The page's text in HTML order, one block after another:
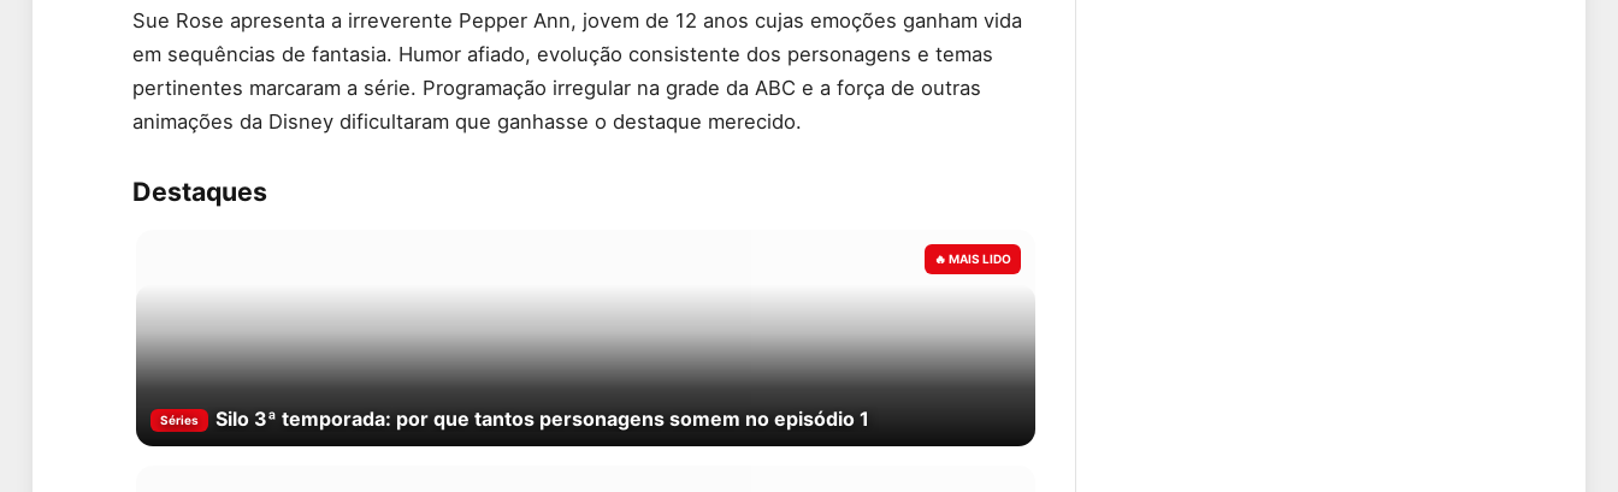
Sue Rose apresenta a irreverente Pepper Ann, jovem de 12 anos cujas emoções ganham vida
em sequências de fantasia. Humor afiado, evolução consistente dos personagens e temas
pertinentes marcaram a série. Programação irregular na grade da ABC e a força de outras
animações da Disney dificultaram que ganhasse o destaque merecido.
Destaques
Séries Silo 3ª temporada: por que tantos personagens somem no episódio 1